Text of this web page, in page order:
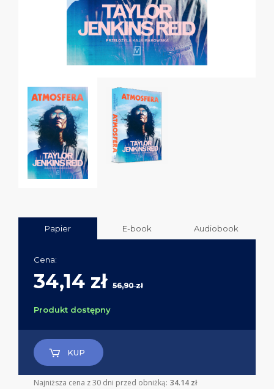
Papier E-book Audiobook
Cena:
34,14 zł 56,90 zł
Produkt dostępny
KUP
Najniższa cena z 30 dni przed obniżką: 34.14 zł